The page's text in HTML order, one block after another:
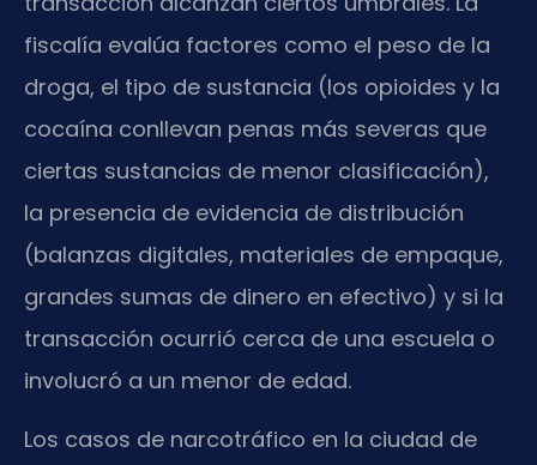
fiscalía evalúa factores como el peso de la
droga, el tipo de sustancia (los opioides y la
cocaína conllevan penas más severas que
ciertas sustancias de menor clasificación),
la presencia de evidencia de distribución
(balanzas digitales, materiales de empaque,
grandes sumas de dinero en efectivo) y si la
transacción ocurrió cerca de una escuela o
involucró a un menor de edad.
Los casos de narcotráfico en la ciudad de